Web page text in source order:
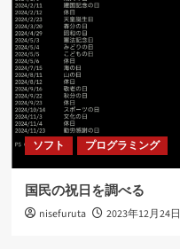
ソフト プログラミング
国民の祝日を調べる
nisefuruta 2023年12月24日